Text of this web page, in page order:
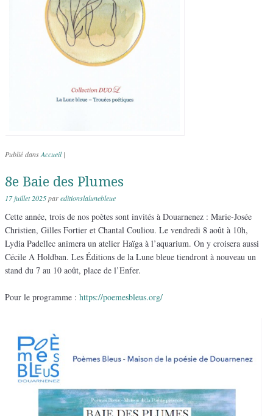
Publié dansAccueil |
8e Baie des Plumes
17 juillet 2025pareditionslalunebleue
Cette année, trois de nos poètes sont invités à Douarnenez : Marie-Josée
Christien, Gilles Fortier et Chantal Couliou. Le vendredi 8 août à 10h,
Lydia Padellec animera un atelier Haïga à l’aquarium. On y croisera aussi
Cécile A Holdban. Les Éditions de la Lune bleue tiendront à nouveau un
stand du 7 au 10 août, place de l’Enfer.
Pour le programme : https://poemesbleus.org/